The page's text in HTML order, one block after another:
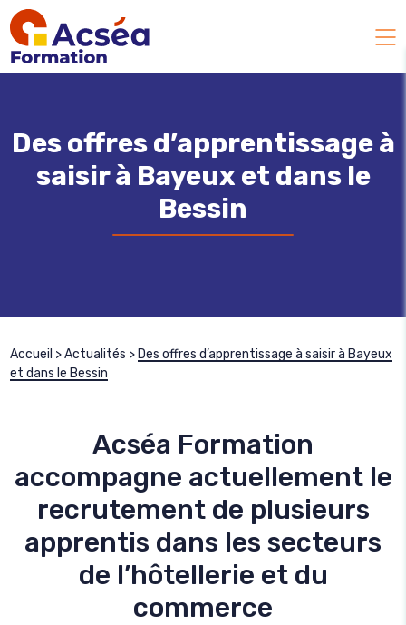
Des offres d’apprentissage à
saisir à Bayeux et dans le
Bessin
Accueil >Actualités > Des offres d’apprentissage à saisir à Bayeux
et dans le Bessin
Acséa Formation
accompagne actuellement le
recrutement de plusieurs
apprentis dans les secteurs
de l’hôtellerie et du
commerce